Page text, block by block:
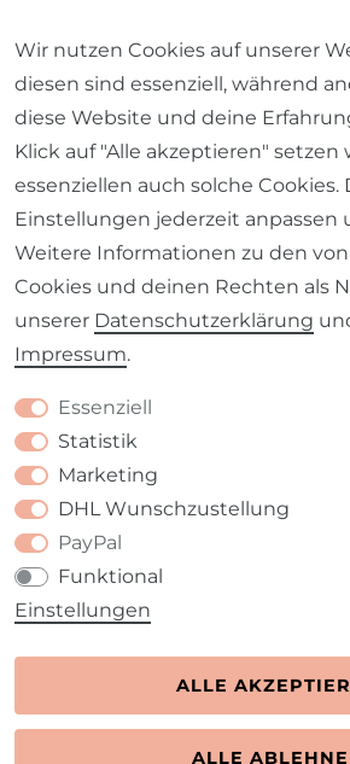
Impressum
Barrierefreiheitserklärung
VERTRAG WIDERRUFEN
Wir nutzen Cookies auf unserer
diesen sind essenziell, während
diese Website und deine
Klick auf "Alle akzeptieren" setzen
essenziellen auch solche Cookies.
Einstellungen jederzeit anpassen
Weitere Informationen zu den
Cookies und deinen Rechten als
unserer Daten­schutz­erklärung
Impressum.
Essenziell
Statistik
Marketing
DHL Wunschzustellung
PayPal
Funktional
Einstellungen
ALLE
ALLE